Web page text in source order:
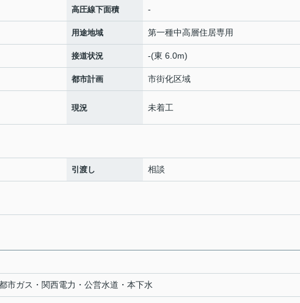
高圧線下面積 -
用途地域 第一種中高層住居専用
接道状況 -(東 6.0m)
都市計画 市街化区域
現況 未着工
引渡し 相談
市ガス・関西電力・公営水道・本下水